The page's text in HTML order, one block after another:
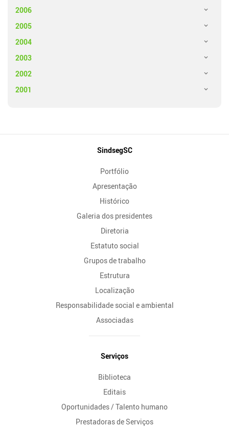
2006
2005
2004
2003
2002
2001
SindsegSC
Portfólio
Apresentação
Histórico
Galeria dos presidentes
Diretoria
Estatuto social
Grupos de trabalho
Estrutura
Localização
Responsabilidade social e ambiental
Associadas
Serviços
Biblioteca
Editais
Oportunidades / Talento humano
Prestadoras de Serviços